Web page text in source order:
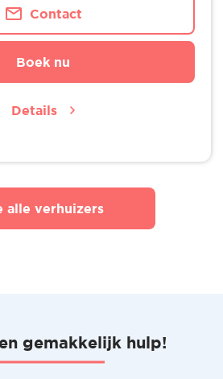
Contact
Boek nu
Details
alle verhuizers
gemakkelijk hulp!